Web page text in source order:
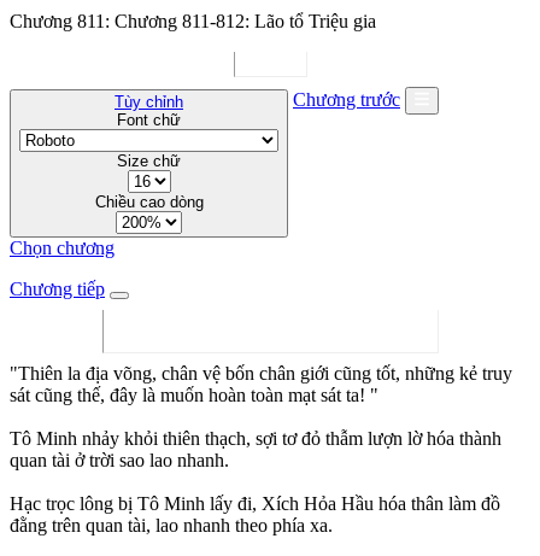
Chương 811: Chương 811-812: Lão tổ Triệu gia
Tùy chỉnh
Font chữ
Size chữ
Chiều cao dòng
Chương trước
Chọn chương
Chương tiếp
"Thiên la địa võng, chân vệ bốn chân giới cũng tốt, những kẻ truy
sát cũng thế, đây là muốn hoàn toàn mạt sát ta! "
Tô Minh nhảy khỏi thiên thạch, sợi tơ đỏ thẫm lượn lờ hóa thành
quan tài ở trời sao lao nhanh.
Hạc trọc lông bị Tô Minh lấy đi, Xích Hỏa Hầu hóa thân làm đồ
đằng trên quan tài, lao nhanh theo phía xa.